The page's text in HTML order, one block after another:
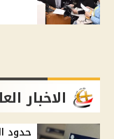
الاخبار